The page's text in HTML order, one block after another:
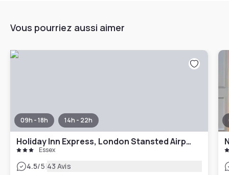
Vous pourriez aussi aimer
09h - 18h 14h - 22h
Holiday Inn Express, London Stansted Airport
Essex
4.5/5|43 Avis